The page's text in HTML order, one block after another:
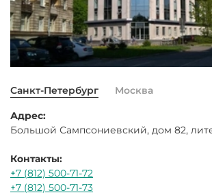
Санкт-Петербург Москва
Адрес:
Большой Сампсониевский, дом 82,
Контакты:
+7 (812) 500-71-72
+7 (812) 500-71-73